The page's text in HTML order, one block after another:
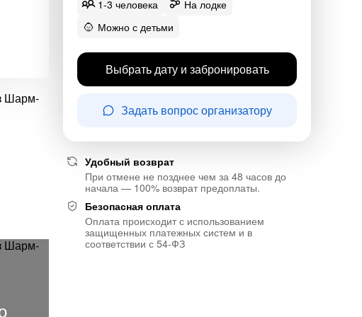
1-3 человека
На лодке
Можно с детьми
Выбрать дату и забронировать
Задать вопрос организатору
Удобный возврат
При отмене не позднее чем за 48 часов до
начала — 100% возврат предоплаты.
Безопасная оплата
Оплата происходит с использованием
защищенных платежных систем и в
соответствии с 54-ФЗ